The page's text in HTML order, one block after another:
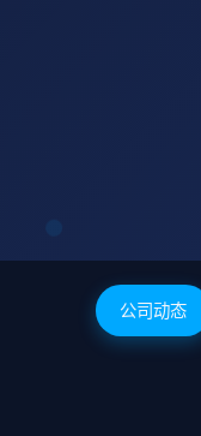
公司动态